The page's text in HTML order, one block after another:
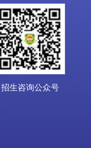
招生咨询公众号